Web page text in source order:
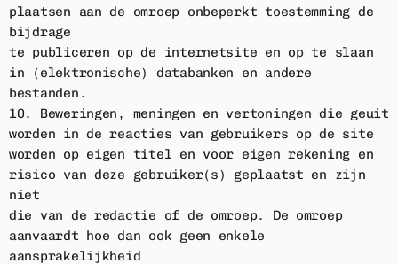
plaatsen aan de omroep onbeperkt toestemming de
bijdrage
te publiceren op de internetsite en op te slaan
in (elektronische) databanken en andere
bestanden.
10. Beweringen, meningen en vertoningen die geuit
worden in de reacties van gebruikers op de site
worden op eigen titel en voor eigen rekening en
risico van deze gebruiker(s) geplaatst en zijn
niet
die van de redactie of de omroep. De omroep
aanvaardt hoe dan ook geen enkele
aansprakelijkheid